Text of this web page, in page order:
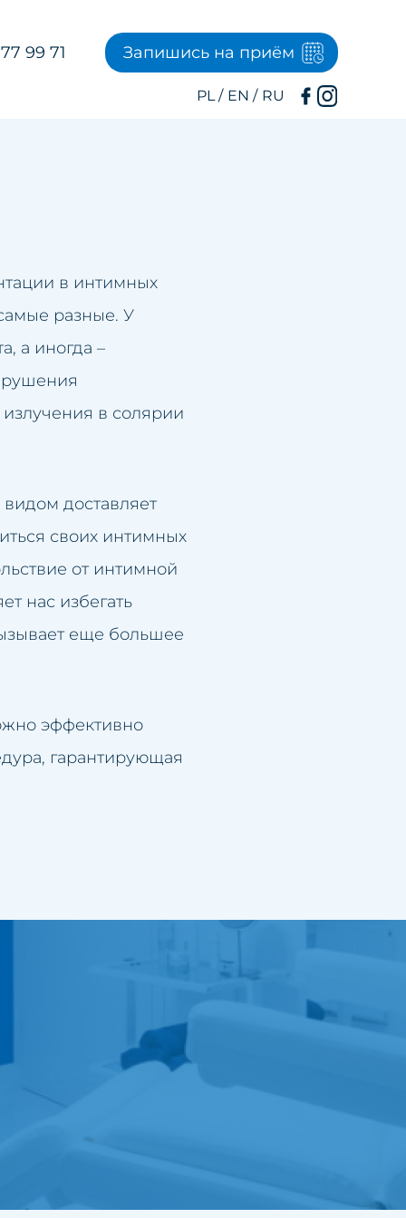
99 71 Запишись на приём
в интимных
разные. У
а иногда –
в солярии
доставляет
своих интимных
от интимной
нас избегать
еще большее
эффективно
гарантирующая